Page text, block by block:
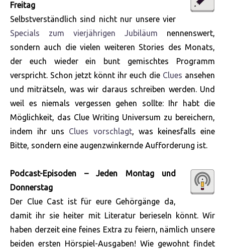
Freitag
Selbstverständlich sind nicht nur unsere vier
Specials zum vierjährigen Jubiläum nennenswert,
sondern auch die vielen weiteren Stories des Monats,
der euch wieder ein bunt gemischtes Programm
verspricht. Schon jetzt könnt ihr euch die Clues ansehen
und miträtseln, was wir daraus schreiben werden. Und
weil es niemals vergessen gehen sollte: Ihr habt die
Möglichkeit, das Clue Writing Universum zu bereichern,
indem ihr uns Clues vorschlagt, was keinesfalls eine
Bitte, sondern eine augenzwinkernde Aufforderung ist.
Podcast-Episoden – Jeden Montag und
Donnerstag
Der Clue Cast ist für eure Gehörgänge da,
damit ihr sie heiter mit Literatur berieseln könnt. Wir
haben derzeit eine feines Extra zu feiern, nämlich unsere
beiden ersten Hörspiel-Ausgaben! Wie gewohnt findet